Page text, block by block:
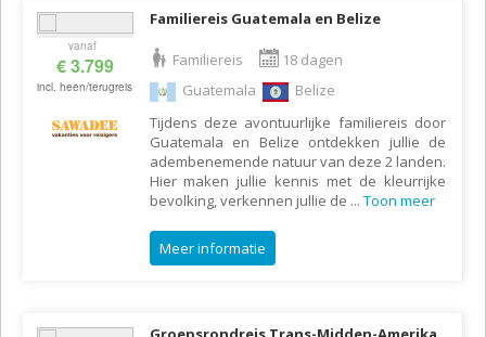
vanaf
€ 3.799
incl. heen/terugreis
Familiereis Guatemala en Belize
Familiereis
18 dagen
Guatemala
Belize
Tijdens deze avontuurlijke familiereis door
Guatemala en Belize ontdekken jullie de
adembenemende natuur van deze 2 landen.
Hier maken jullie kennis met de kleurrijke
bevolking, verkennen jullie de ... Toon meer
Meer informatie